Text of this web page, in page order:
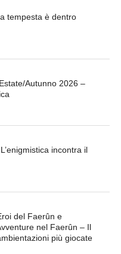
tempesta è dentro
Autunno 2026 –
incontra il
del Faerûn e
nel Faerûn – Il
più giocate